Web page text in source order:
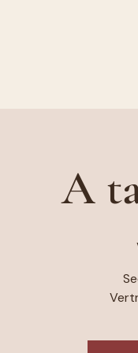
A